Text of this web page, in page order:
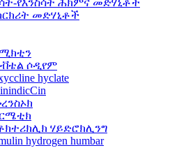
የእንስሳት ሕክምና መድሃኒቶች
መድሃኒቶች
ሶዲየም
hyclate
ሃይድሮክሊንግ
hydrogen humbar